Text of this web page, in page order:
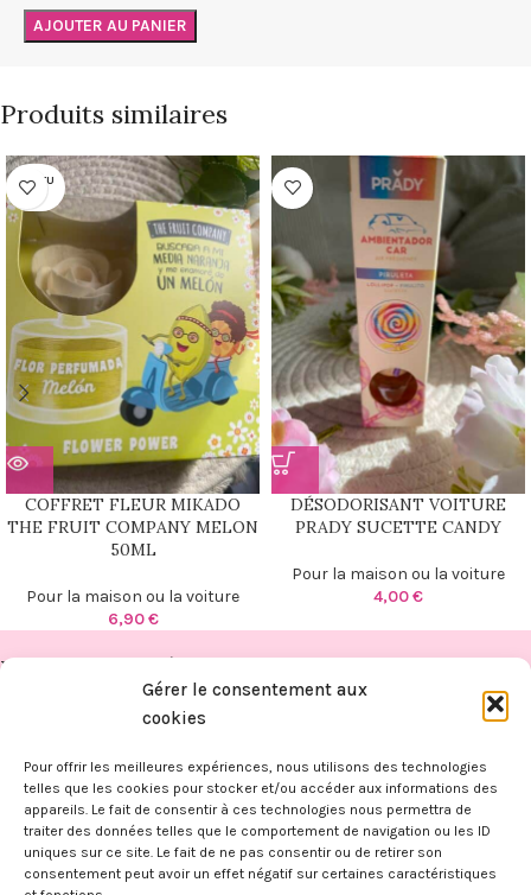
Gérer le consentement aux
cookies
Pour offrir les meilleures expériences, nous utilisons des technologies
telles que les cookies pour stocker et/ou accéder aux informations des
appareils. Le fait de consentir à ces technologies nous permettra de
traiter des données telles que le comportement de navigation ou les ID
uniques sur ce site. Le fait de ne pas consentir ou de retirer son
consentement peut avoir un effet négatif sur certaines caractéristiques
AJOUTER AU PANIER
Produits similaires
RUPTU
RE
COFFRET FLEUR MIKADO
THE FRUIT COMPANY MELON
50ML
Pour la maison ou la voiture
6,90€
DÉSODORISANT VOITURE
PRADY SUCETTE CANDY
Pour la maison ou la voiture
4,00€
PUBLICATIONS RÉCENTES
BOUTIQUE
INFORMATIONS
FITAHIANA Mentions légales - CGV - CGU - Confidentialité -
Ce site a été financé par l’Union Européenne dans le cadre du